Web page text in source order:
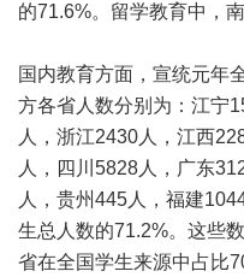
的71.6%。留学教育中，
国内教育方面，宣统元年
方各省人数分别为：江宁
人，浙江2430人，江西
人，四川5828人，广东
人，贵州445人，福建
生总人数的71.2%。这些
省在全国学生来源中占比